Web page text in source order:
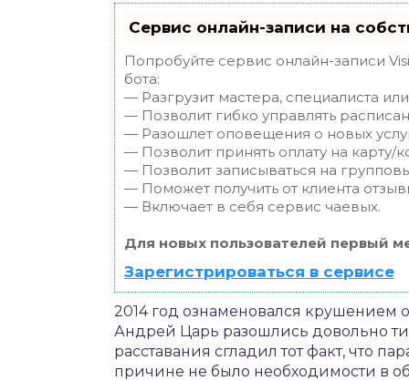
Сервис онлайн-записи на
Попробуйте сервис онлайн-записи
бота:
— Разгрузит мастера, специалиста
— Позволит гибко управлять
— Разошлет оповещения о новых
— Позволит принять оплату на карту/
— Позволит записываться на
— Поможет получить от клиента
— Включает в себя сервис чаевых.
Для новых пользователей первый
Зарегистрироваться в сервисе
2014 год ознаменовался крушением
Андрей Царь разошлись довольно
расставания сгладил тот факт, что
причине не было необходимости в